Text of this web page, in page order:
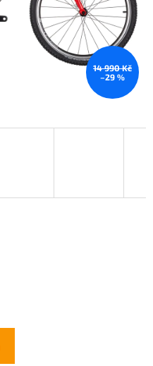
14 990 Kč
–29 %